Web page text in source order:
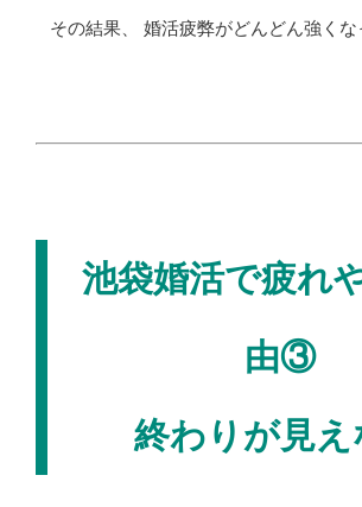
その結果、 婚活疲弊がどんどん強くな
池袋婚活で疲れ
由③
終わりが見え